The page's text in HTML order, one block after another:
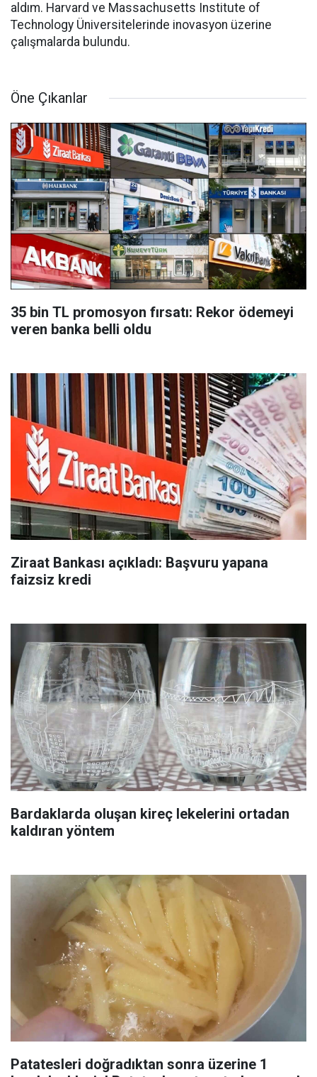
aldım. Harvard ve Massachusetts Institute of
Technology Üniversitelerinde inovasyon üzerine
çalışmalarda bulundu.
Öne Çıkanlar
35 bin TL promosyon fırsatı: Rekor ödemeyi
veren banka belli oldu
Ziraat Bankası açıkladı: Başvuru yapana
faizsiz kredi
Bardaklarda oluşan kireç lekelerini ortadan
kaldıran yöntem
Patatesleri doğradıktan sonra üzerine 1